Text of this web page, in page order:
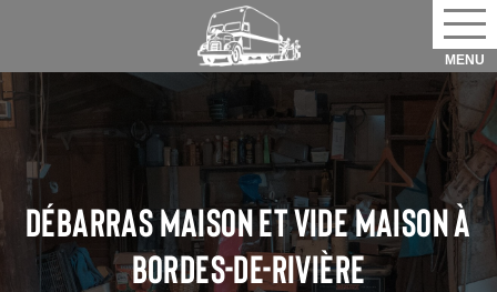
DÉBARRAS MAISON ET VIDE MAISONÀ
BORDES-DE-RIVIÈRE